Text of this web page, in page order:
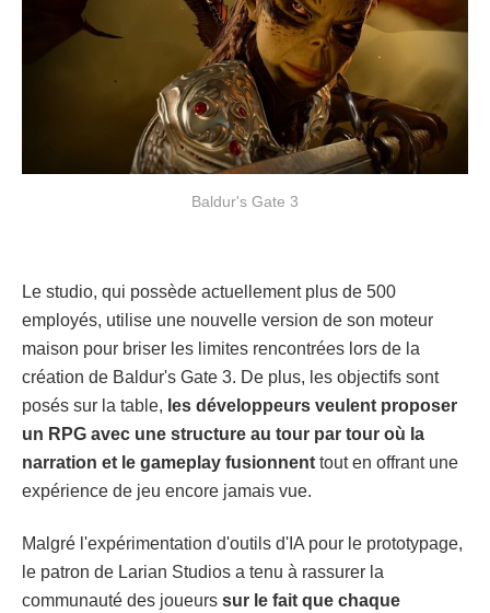
Baldur's Gate 3
Le studio, qui possède actuellement plus de 500
employés, utilise une nouvelle version de son moteur
maison pour briser les limites rencontrées lors de la
création de Baldur's Gate 3. De plus, les objectifs sont
posés sur la table, les développeurs veulent proposer
un RPG avec une structure au tour par tour où la
narration et le gameplay fusionnent tout en offrant une
expérience de jeu encore jamais vue.
Malgré l'expérimentation d'outils d'IA pour le prototypage,
le patron de Larian Studios a tenu à rassurer la
communauté des joueurs sur le fait que chaque